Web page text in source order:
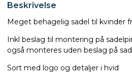
Beskrivelse
Meget behagelig sadel til kvinder
Inkl beslag til montering på
også monteres uden beslag på
Sort med logo og detaljer i hvid